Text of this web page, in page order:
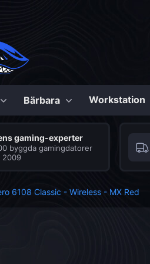
till
Bärbara
Gaming
datorer
spelbärbara
med många
Workstation
gaming-experter
byggda gamingdatorer
2009
6108 Classic - Wireless - MX Red